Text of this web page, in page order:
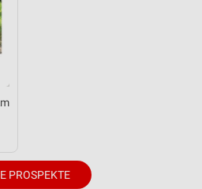
PROSPEKTE